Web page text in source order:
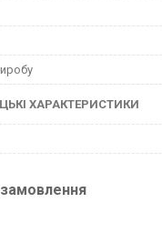
ХАРАКТЕРИСТИКИ